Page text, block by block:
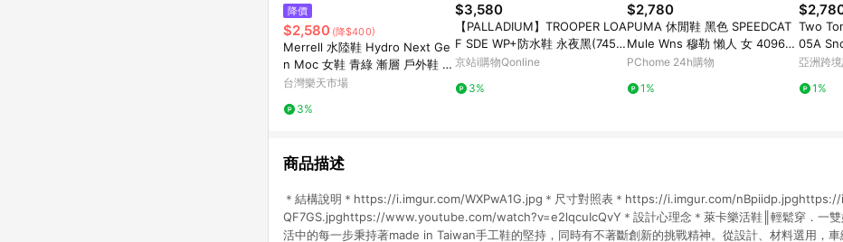
降價
$2,580 (降$400)
Merrell 水陸鞋 Hydro Next Ge
n Moc 女鞋 青綠 漸層 戶外鞋 溯
溪鞋 ML00003584
台灣樂天市場
3%
$3,580
【PALLADIUM】TROOPER LOA
F SDE WP+防水鞋 永夜黑(7459
1-008)
京站i購物Qonline
3%
$2,780
PUMA 休閒鞋 黑色 SPEEDCAT
Mule Wns 穆勒 懶人 女 409618
01
PChome 24h購物
1%
Two
05A
亞洲跨
1%
商品描述
＊結構說明＊https://i.imgur.com/WXPwA1G.jpg＊尺寸對照表＊https://i.imgur.com/
QF7GS.jpghttps://www.youtube.com/watch?v=e2lqcuIcQvY＊設計心理念＊萊卡樂活鞋║輕鬆穿．一雙
活中的每一步秉持著made in Taiwan手工鞋的堅持，同時有不著斷創新的挑戰精神。從設計、材料選用，